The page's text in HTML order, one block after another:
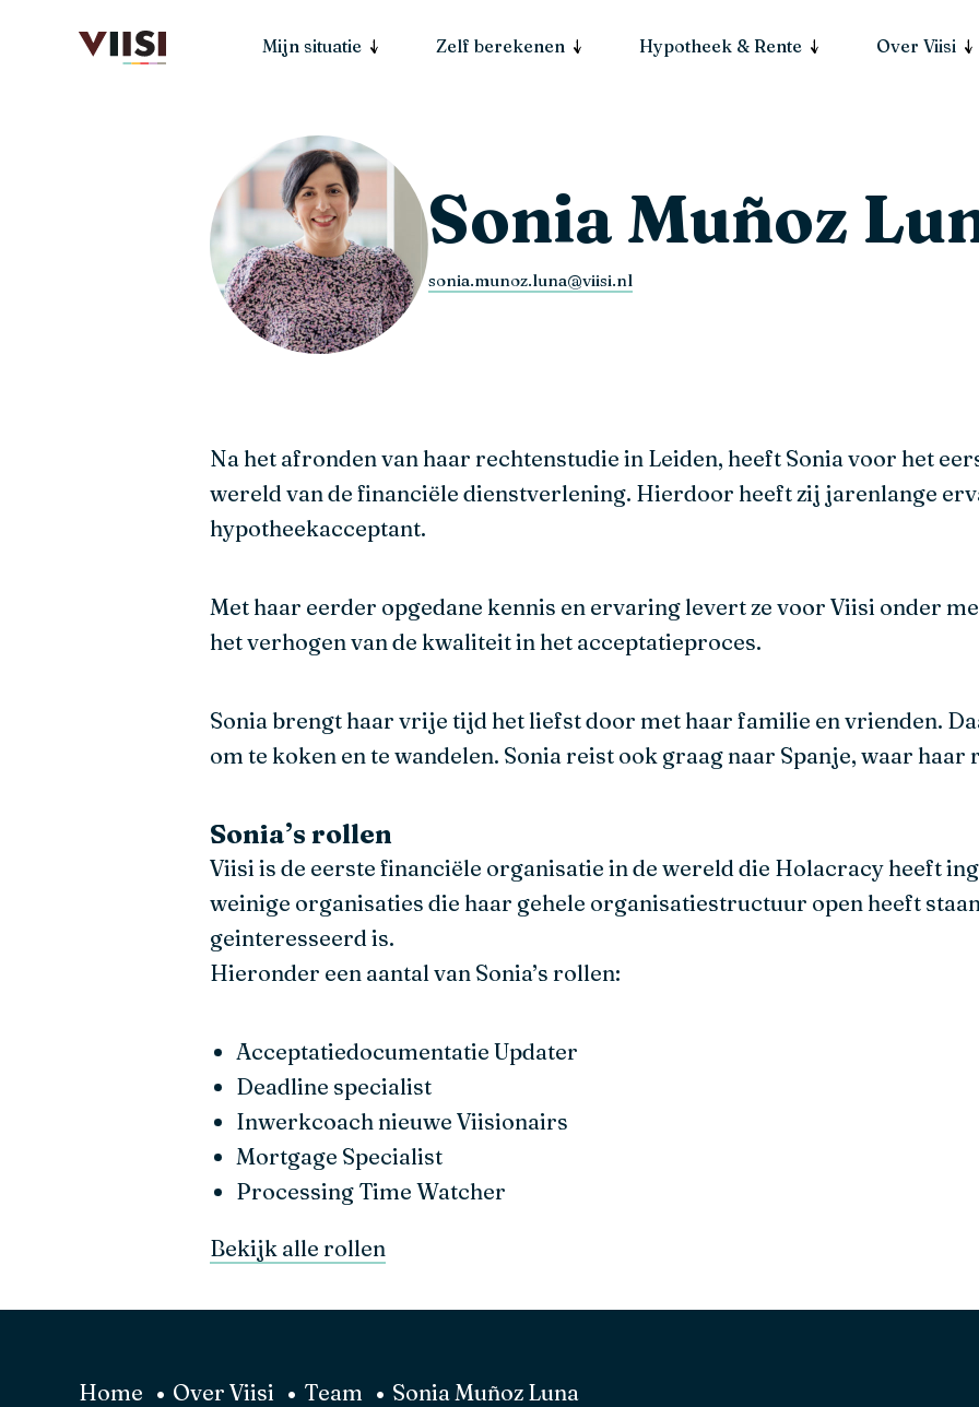
Mijn situatie Zelf berekenen Hypotheek & Rente Over Viisi
Sonia Muñoz
sonia.munoz.luna@viisi.nl
Na het afronden van haar rechtenstudie in Leiden, heeft Sonia voor het
wereld van de financiële dienstverlening. Hierdoor heeft zij jarenlange
hypotheekacceptant.
Met haar eerder opgedane kennis en ervaring levert ze voor Viisi onder
het verhogen van de kwaliteit in het acceptatieproces.
Sonia brengt haar vrije tijd het liefst door met haar familie en vrienden.
om te koken en te wandelen. Sonia reist ook graag naar Spanje, waar haar
Sonia’s rollen
Viisi is de eerste financiële organisatie in de wereld die Holacracy heeft
weinige organisaties die haar gehele organisatiestructuur open heeft
geinteresseerd is.
Hieronder een aantal van Sonia’s rollen:
Acceptatiedocumentatie Updater
Deadline specialist
Inwerkcoach nieuwe Viisionairs
Mortgage Specialist
Processing Time Watcher
Bekijk alle rollen
Home Over Viisi Team Sonia Muñoz Luna